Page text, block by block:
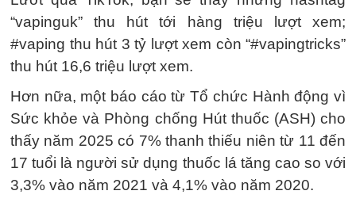
“vapinguk” thu hút tới hàng triệu lượt xem;
#vaping thu hút 3 tỷ lượt xem còn “#vapingtricks”
thu hút 16,6 triệu lượt xem.
Hơn nữa, một báo cáo từ Tổ chức Hành động vì
Sức khỏe và Phòng chống Hút thuốc (ASH) cho
thấy năm 2025 có 7% thanh thiếu niên từ 11 đến
17 tuổi là người sử dụng thuốc lá tăng cao so với
3,3% vào năm 2021 và 4,1% vào năm 2020.